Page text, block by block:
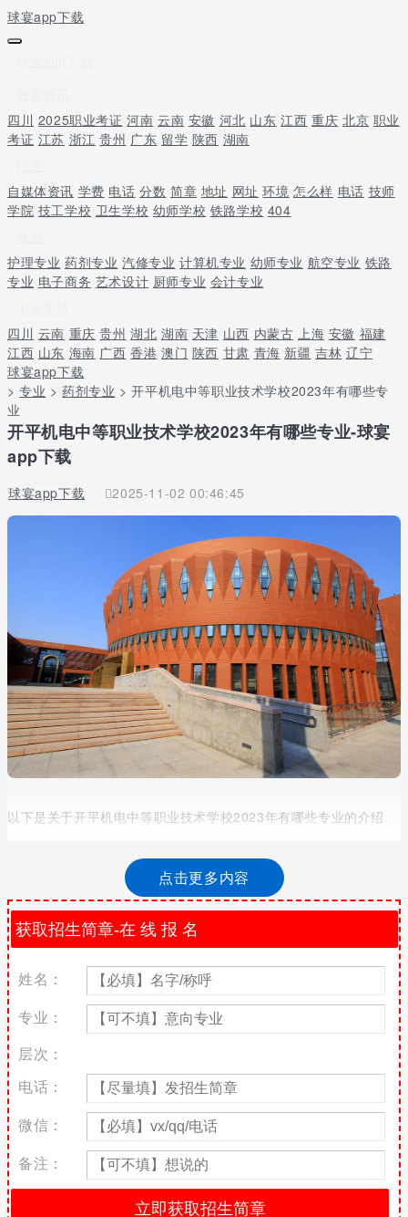
球宴app下载
四川 2025职业考证 河南 云南 安徽 河北 山东 江西 重庆 北京 职业
考证 江苏 浙江 贵州 广东 留学 陕西 湖南
自媒体资讯 学费 电话 分数 简章 地址 网址 环境 怎么样 电话 技师
学院 技工学校 卫生学校 幼师学校 铁路学校 404
护理专业 药剂专业 汽修专业 计算机专业 幼师专业 航空专业 铁路
专业 电子商务 艺术设计 厨师专业 会计专业
四川 云南 重庆 贵州 湖北 湖南 天津 山西 内蒙古 上海 安徽 福建
江西 山东 海南 广西 香港 澳门 陕西 甘肃 青海 新疆 吉林 辽宁
球宴app下载
>专业 >药剂专业 > 开平机电中等职业技术学校2023年有哪些专
业
开平机电中等职业技术学校2023年有哪些专业-球宴
app下载
球宴app下载 2025-11-02 00:46:45
以下是关于开平机电中等职业技术学校2023年有哪些专业的介绍
在每个学校都开设了很多专业，很多学生不知道怎么选择，这个时
候，把学校专业了解透彻是一件非常有必要的事情，了解清楚了自
然就知道该如何进行选择。同学们可以选择就业前景好，有发展前
景的或者自己感兴趣的专业。
开平机电中等职业技术学校招生专业：电气运行与控制、农村电气
技术、制冷和空调设备运行与维修、机电设备安装与维修、数控技
术应用、模具制造技术、汽车运用与维修、汽车电子技术应用、汽
车整车与配件营销、农业机械使用与维护、会计、电子商务、计算
机应用、计算机平面设计、文秘。
开平机电中等职业技术学校专业介绍
数控技术应用
数控技术应用专业培养与******现代化建设相适应，德、智、体、
美、劳全面发展，牢固掌握文化基础知识、具备从事数控加工和数
控设备操作与管理的基础理论知识和综合职业能力，有较强的实践
能力，在生产、服务、技术、管理第一线从事数控设备及其它机电
设备操作与维护的高素质劳动者和初中级应用型专门人才。
点击更多内容
姓名：
专业：
层次：
电话：
微信：
备注：